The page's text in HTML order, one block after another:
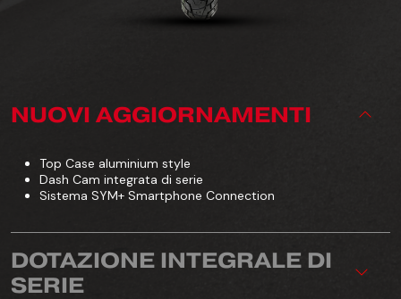
NUOVI AGGIORNAMENTI
Top Case aluminium style
Dash Cam integrata di serie
Sistema SYM+ Smartphone Connection
DOTAZIONE INTEGRALE DI
SERIE